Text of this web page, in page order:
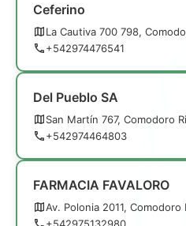
Ceferino
La Cautiva 700 798,
+542974476541
Del Pueblo SA
San Martín 767, Comodoro
+542974464803
FARMACIA FAVALORO
Av. Polonia 2011, Comodoro
+542975132980